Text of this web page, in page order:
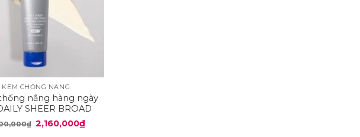
KEM CHỐNG NẮNG
nắng hàng ngày
SHEER BROAD
SPF 50
₫ Giá
gốc
2,160,000₫Giá